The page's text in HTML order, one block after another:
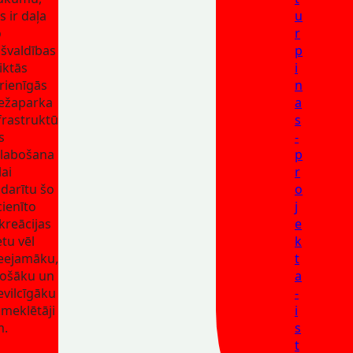
ir daļa
šo
vēl
un
u
r
p
i
n
a
s
-
p
r
o
j
e
k
t
a
-
i
s
t